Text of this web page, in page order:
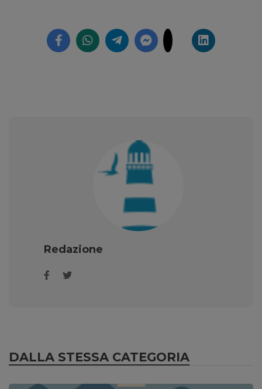
Redazione
DALLA STESSA CATEGORIA